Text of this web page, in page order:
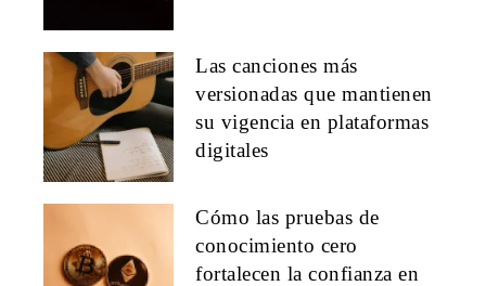
Las canciones más
versionadas que mantienen
su vigencia en plataformas
digitales
Cómo las pruebas de
conocimiento cero
fortalecen la confianza en